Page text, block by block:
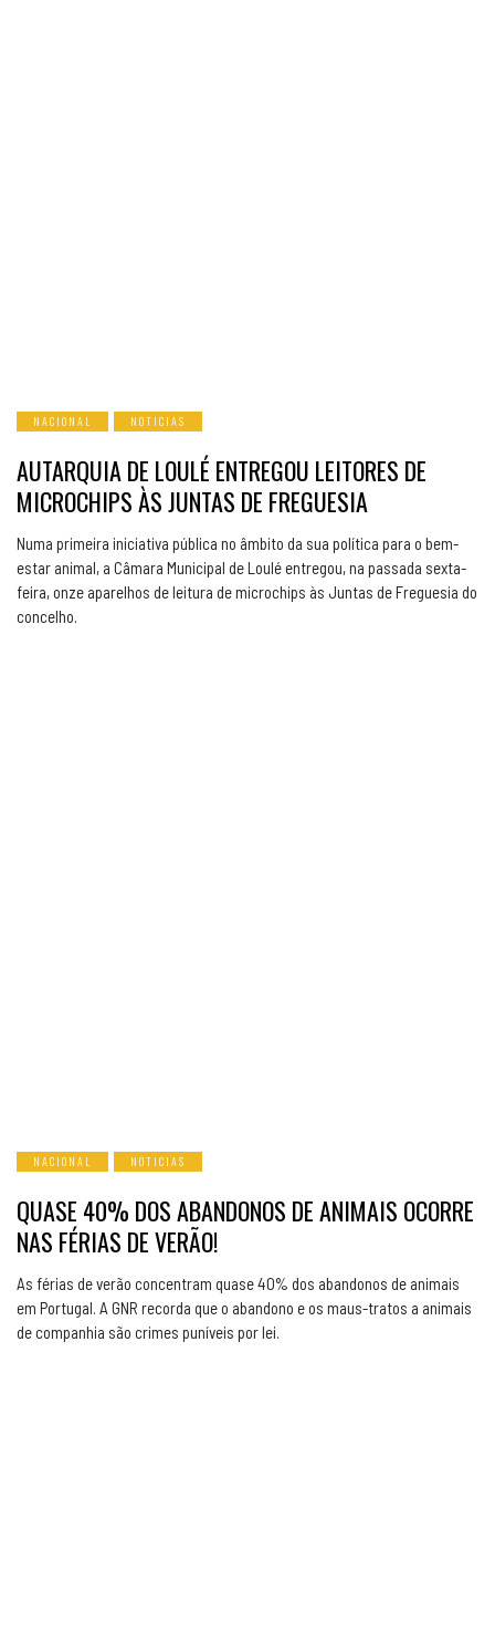
NACIONAL NOTICIAS
AUTARQUIA DE LOULÉ ENTREGOU LEITORES DE
MICROCHIPS ÀS JUNTAS DE FREGUESIA
Numa primeira iniciativa pública no âmbito da sua política para o bem-
estar animal, a Câmara Municipal de Loulé entregou, na passada sexta-
feira, onze aparelhos de leitura de microchips às Juntas de Freguesia do
concelho.
NACIONAL NOTICIAS
QUASE 40% DOS ABANDONOS DE ANIMAIS OCORRE
NAS FÉRIAS DE VERÃO!
As férias de verão concentram quase 40% dos abandonos de animais
em Portugal. A GNR recorda que o abandono e os maus-tratos a animais
de companhia são crimes puníveis por lei.